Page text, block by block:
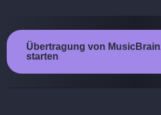
Übertragung von
starten